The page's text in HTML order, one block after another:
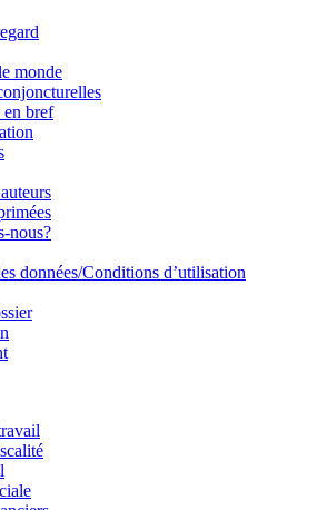
monde
en bref
nous?
données/Conditions d’utilisation